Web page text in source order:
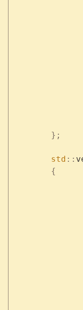
	};
	std
::
	{